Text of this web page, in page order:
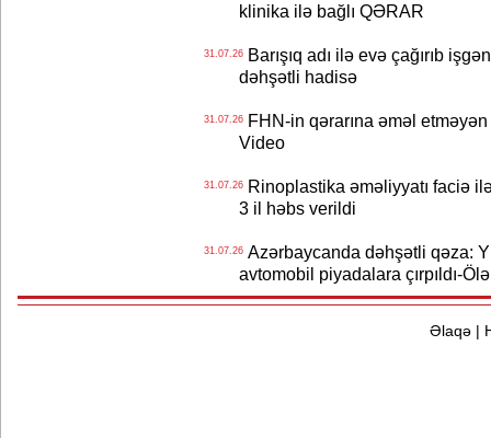
klinika ilə bağlı QƏRAR
31.07.26Barışıq adı ilə evə çağırıb
dəhşətli hadisə
31.07.26FHN-in qərarına əməl
Video
31.07.26Rinoplastika əməliyyatı faciə
3 il həbs verildi
31.07.26Azərbaycanda dəhşətli qəza:
avtomobil piyadalara çırpıldı-
Əlaqə|